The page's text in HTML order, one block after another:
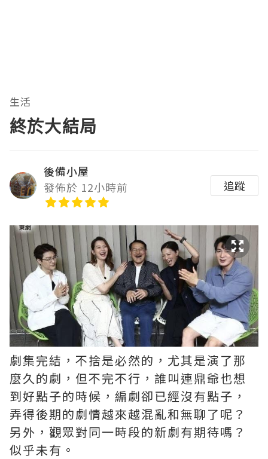
生活
終於大結局
後備小屋
發佈於 12小時前
追蹤
劇集完結，不捨是必然的，尤其是演了那
麼久的劇，但不完不行，誰叫連鼎爺也想
到好點子的時候，編劇卻已經沒有點子，
弄得後期的劇情越來越混亂和無聊了呢？ ​​​
另外，觀眾對同一時段的新劇有期待嗎？
似乎未有。